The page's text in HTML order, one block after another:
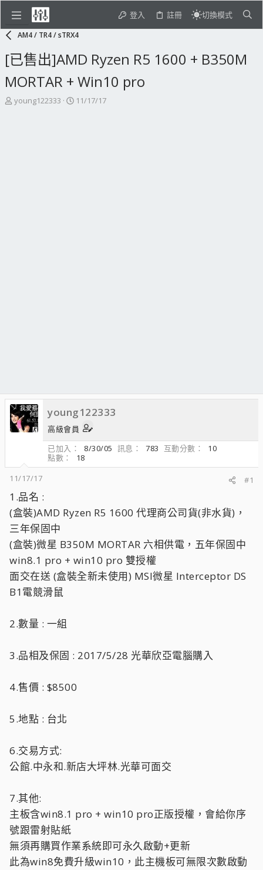
登入 註冊 切換模式
AM4 / TR4 / sTRX4
[已售出]AMD Ryzen R5 1600 + B350M
MORTAR + Win10 pro
主
young122333
開
11/17/17
young122333
高級會員
已加入
8/30/05 訊息 783 互動分數
10
點數
18
11/17/17
#1
1.品名 :
(盒裝)AMD Ryzen R5 1600 代理商公司貨(非水貨)，
三年保固中
(盒裝)微星 B350M MORTAR 六相供電，五年保固中
win8.1 pro + win10 pro 雙授權
面交在送 (盒裝全新未使用) MSI微星 Interceptor DS
B1電競滑鼠
2.數量 : 一組
3.品相及保固 : 2017/5/28 光華欣亞電腦購入
4.售價 : $8500
5.地點 : 台北
6.交易方式:
公館.中永和.新店大坪林.光華可面交
7.其他:
主板含win8.1 pro + win10 pro正版授權，會給你序
號跟雷射貼紙
無須再購買作業系統即可永久啟動+更新
此為win8免費升級win10，此主機板可無限次數啟動